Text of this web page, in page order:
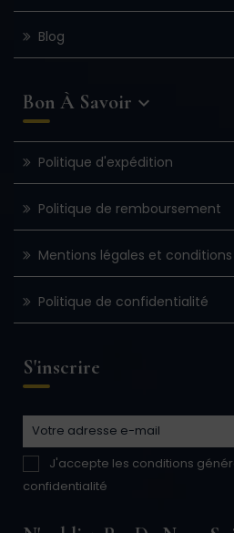
Blog
Bon À Savoir 
Politique d'expédition
Politique de remboursement
Mentions légales et
Politique de confidentialité
S'inscrire
J'accepte les conditions
confidentialité